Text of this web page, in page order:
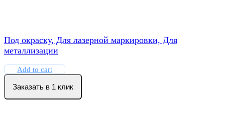
Под окраску, Для лазерной маркировки, Для
металлизации
Add to cart
Заказать в 1 клик